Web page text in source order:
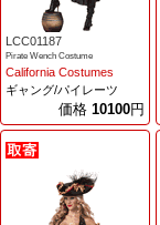
LCC01187
Pirate Wench Costume
California Costumes
ギャング/パイレーツ
価格 10100円